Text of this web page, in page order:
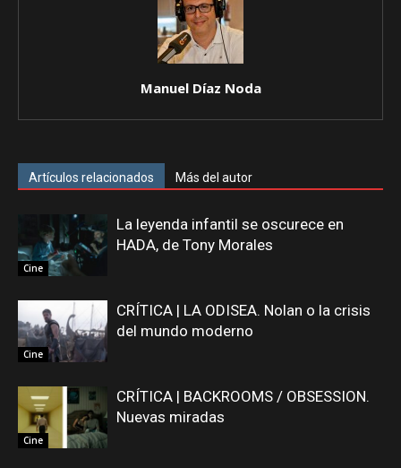
Manuel Díaz Noda
Artículos relacionados Más del autor
Cine
La leyenda infantil se oscurece en
HADA, de Tony Morales
Cine
CRÍTICA | LA ODISEA. Nolan o la crisis
del mundo moderno
Cine
CRÍTICA | BACKROOMS / OBSESSION.
Nuevas miradas